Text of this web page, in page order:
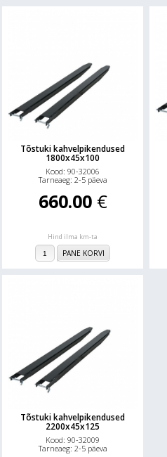
Tõstuki kahvelpikendused
1800x45x100
Kood: 90-32006
Tarneaeg: 2-5 päeva
660.00 €
Hind ilma km-ta
PANE KORVI
Tõstuki kahvelpikendused
2200x45x125
Kood: 90-32009
Tarneaeg: 2-5 päeva